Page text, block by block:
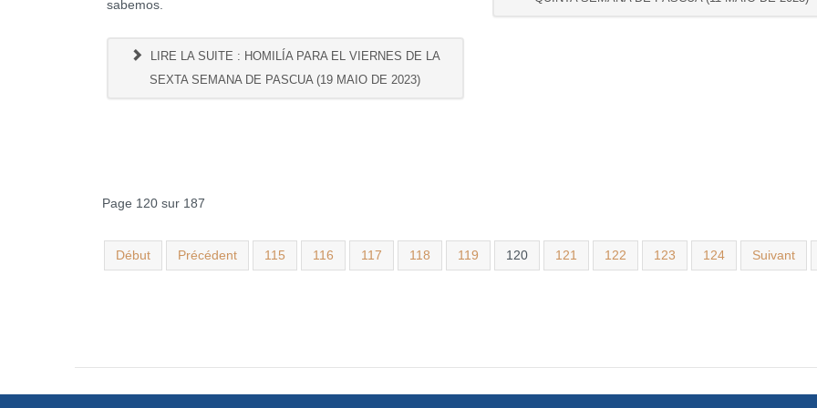
sabemos.
LIRE LA SUITE : HOMILÍA PARA EL VIERNES DE LA
SEXTA SEMANA DE PASCUA (19 MAIO DE 2023)
Page 120 sur 187
Début Précédent 115 116 117 118 119 120 121 122 123 124 Suivant